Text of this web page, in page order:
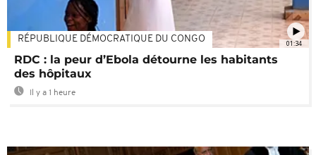
01:34
RÉPUBLIQUE DÉMOCRATIQUE DU CONGO
RDC : la peur d’Ebola détourne les habitants
des hôpitaux
Il y a 1 heure